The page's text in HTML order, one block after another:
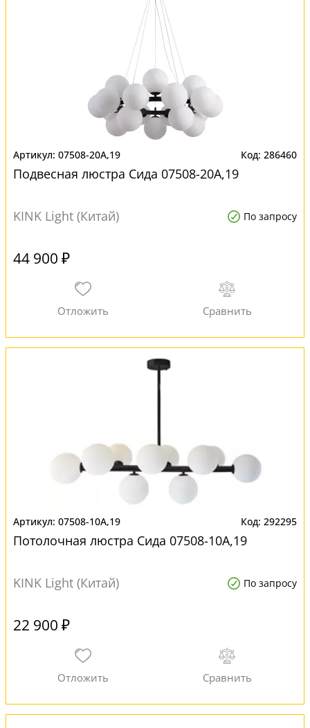
07508-20A,19 286460
Подвесная люстра Сида 07508-20A,19
KINK Light (Китай) По запросу
44 900 ₽
07508-10A,19 292295
Потолочная люстра Сида 07508-10A,19
KINK Light (Китай) По запросу
22 900 ₽